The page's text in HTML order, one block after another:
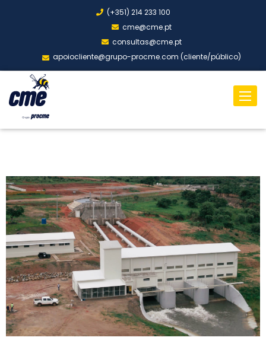
(+351) 214 233 100
cme@cme.pt
consultas@cme.pt
apoiocliente@grupo-procme.com (cliente/público)